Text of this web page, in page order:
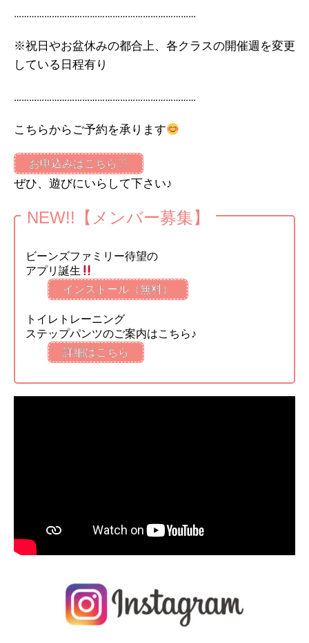
………………………………………………………………
※祝日やお盆休みの都合上、各クラスの開催週を変更
している日程有り
………………………………………………………………
こちらからご予約を承ります
お申込みはこちら♡
ぜひ、遊びにいらして下さい♪
NEW!!【メンバー募集】
ビーンズファミリー待望の
アプリ誕生
インストール（無料）
トイレトレーニング
ステップパンツのご案内はこちら♪
詳細はこちら